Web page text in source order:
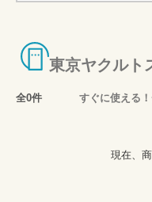
東京ヤクルト
全0件 すぐに使える
現在、